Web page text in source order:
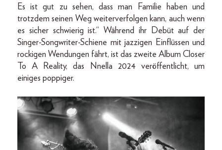
Es ist gut zu sehen, dass man Familie haben und
trotzdem seinen Weg weiterverfolgen kann, auch wenn
es sicher schwierig ist.“ Während ihr Debüt auf der
Singer-Songwriter-Schiene mit jazzigen Einflüssen und
rockigen Wendungen fährt, ist das zweite Album Closer
To A Reality, das Nnella 2024 veröffentlicht, um
einiges poppiger.